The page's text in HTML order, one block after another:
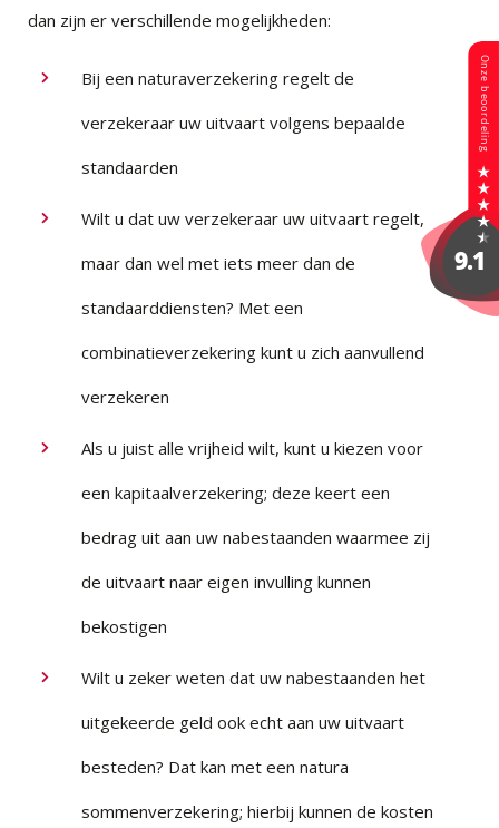
dan zijn er verschillende mogelijkheden:
Bij een naturaverzekering regelt de
verzekeraar uw uitvaart volgens bepaalde
standaarden
Wilt u dat uw verzekeraar uw uitvaart regelt,
maar dan wel met iets meer dan de
standaarddiensten? Met een
combinatieverzekering kunt u zich aanvullend
verzekeren
Als u juist alle vrijheid wilt, kunt u kiezen voor
een kapitaalverzekering; deze keert een
bedrag uit aan uw nabestaanden waarmee zij
de uitvaart naar eigen invulling kunnen
bekostigen
Wilt u zeker weten dat uw nabestaanden het
uitgekeerde geld ook echt aan uw uitvaart
besteden? Dat kan met een natura
sommenverzekering; hierbij kunnen de kosten